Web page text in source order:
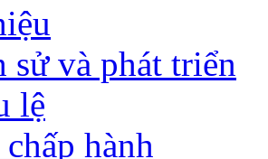
sử và phát triển
lệ
hành